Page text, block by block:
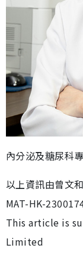
內分泌及糖尿科
以上資訊由曾文
MAT-HK-
This article is
Limited